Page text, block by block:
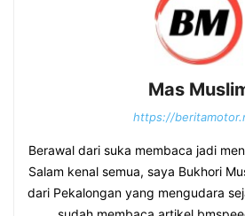
Mas
https://
Berawal dari suka membaca jadi
Salam kenal semua, saya Bukhori
dari Pekalongan yang mengudara